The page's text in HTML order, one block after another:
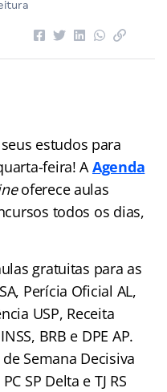
estudos para
feira! AAgenda
oferece aulas
todos os dias,
gratuitas para as
Perícia Oficial AL,
USP, Receita
BRB e DPE AP.
Semana Decisiva
SP Delta e TJ RS